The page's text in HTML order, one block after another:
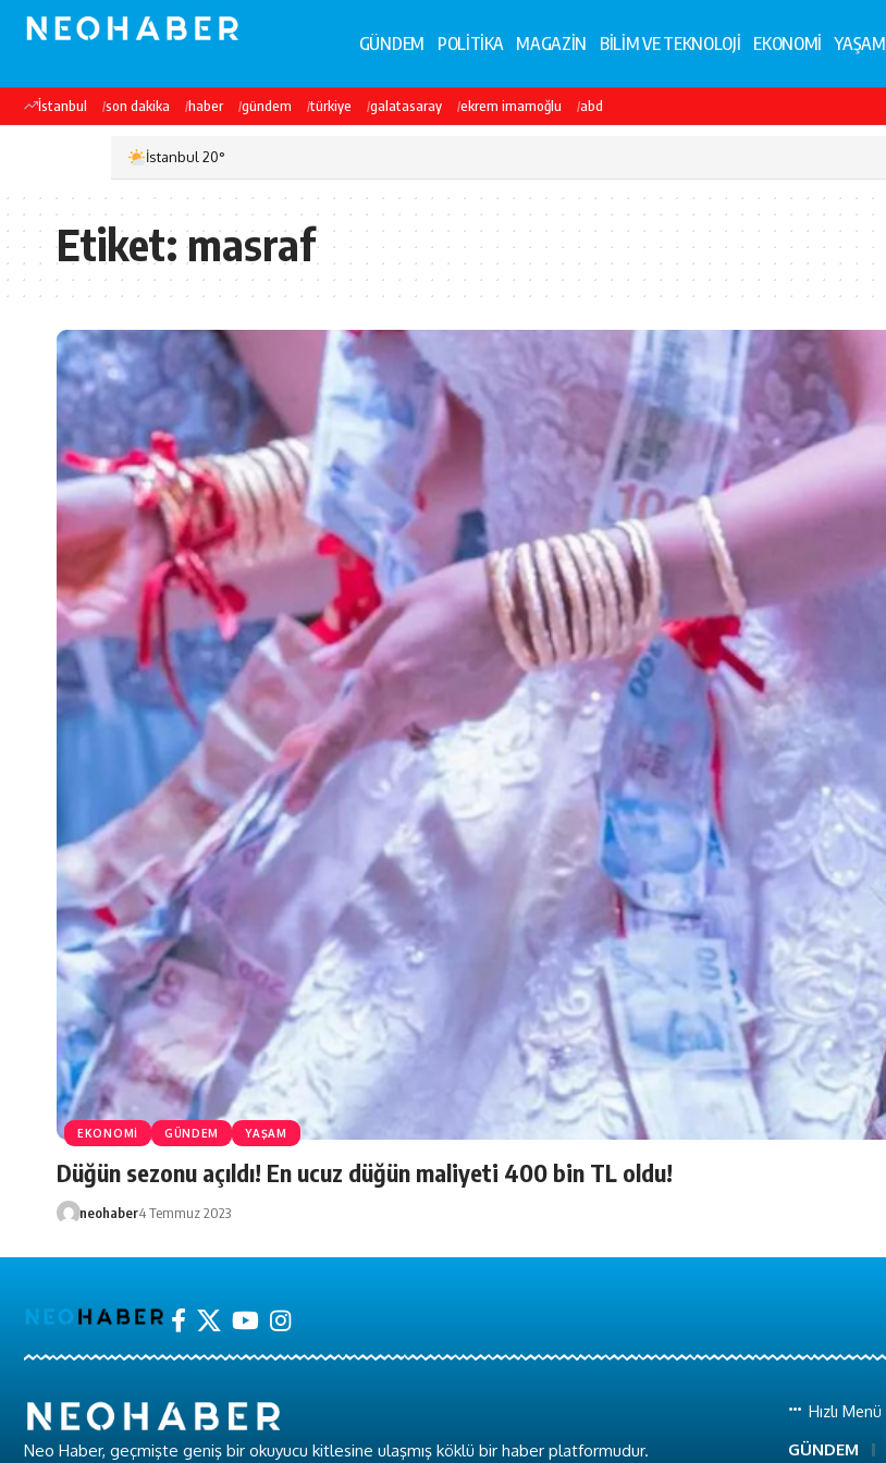
GÜNDEM POLİTİKA MAGAZİN BİLİM VE TEKNOLOJİ EKONOMİ YAŞAM
İstanbul son dakika haber gündem türkiye galatasaray ekrem imamoğlu abd
İstanbul 20°
Etiket:masraf
EKONOMİ GÜNDEM YAŞAM
Düğün sezonu açıldı! En ucuz düğün maliyeti 400 bin TL oldu!
neohaber4 Temmuz 2023
Neo Haber, geçmişte geniş bir okuyucu kitlesine ulaşmış köklü bir haber platformudur.
Hızlı Menü
GÜNDEM